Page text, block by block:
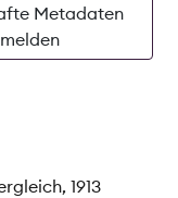
Metadaten
melden
1913